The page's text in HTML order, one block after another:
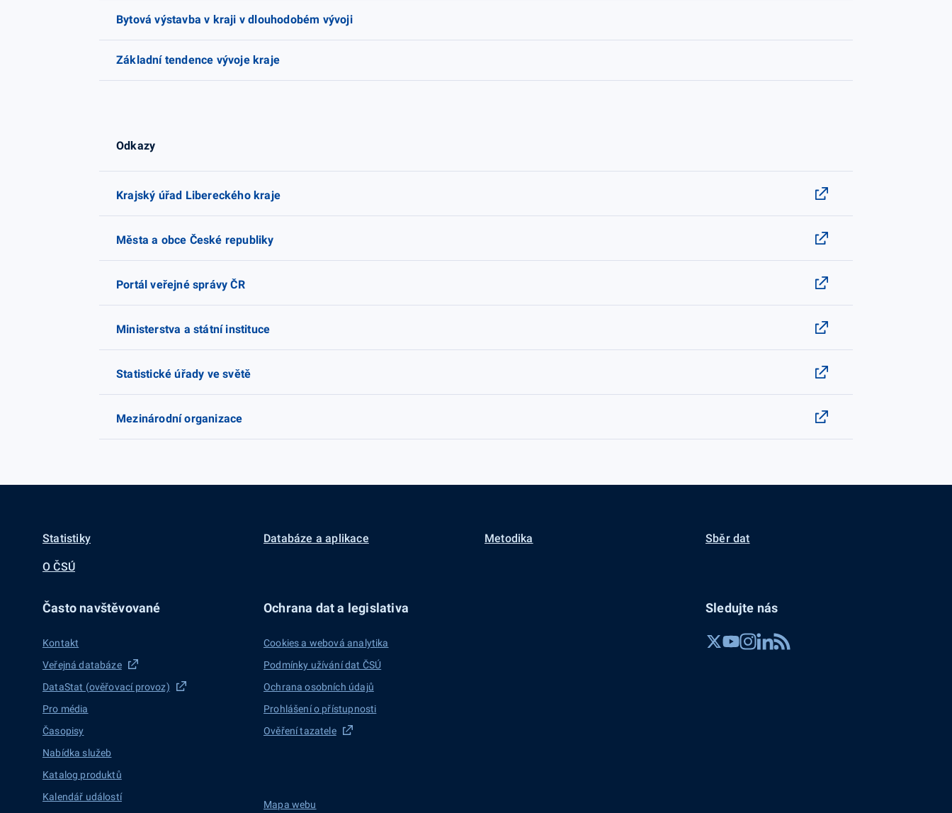
Bytová výstavba v kraji v dlouhodobém vývoji
Základní tendence vývoje kraje
Odkazy
Krajský úřad Libereckého kraje
Města a obce České republiky
Portál veřejné správy ČR
Ministerstva a státní instituce
Statistické úřady ve světě
Mezinárodní organizace
Statistiky Databáze a aplikace Metodika Sběr dat
O ČSÚ
Často navštěvované
Kontakt
Veřejná databáze
DataStat (ověřovací provoz)
Pro média
Časopisy
Nabídka služeb
Katalog produktů
Kalendář událostí
Ochrana dat a legislativa
Cookies a webová analytika
Podmínky užívání dat ČSÚ
Ochrana osobních údajů
Prohlášení o přístupnosti
Ověření tazatele
Mapa webu
Sledujte nás